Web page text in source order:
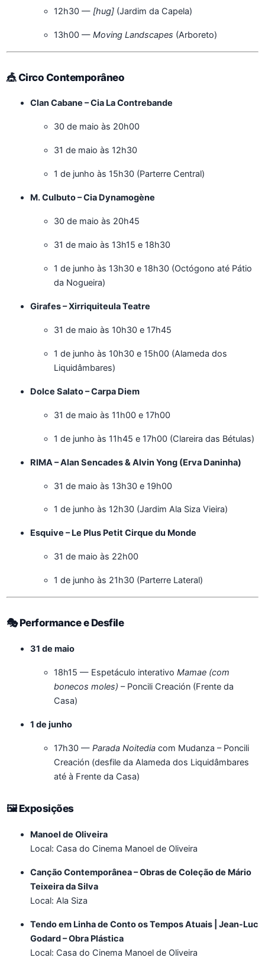
12h30 — [hug] (Jardim da Capela)
13h00 — Moving Landscapes (Arboreto)
🎪 Circo Contemporâneo
Clan Cabane – Cia La Contrebande
30 de maio às 20h00
31 de maio às 12h30
1 de junho às 15h30 (Parterre Central)
M. Culbuto – Cia Dynamogène
30 de maio às 20h45
31 de maio às 13h15 e 18h30
1 de junho às 13h30 e 18h30 (Octógono até Pátio
da Nogueira)
Girafes – Xirriquiteula Teatre
31 de maio às 10h30 e 17h45
1 de junho às 10h30 e 15h00 (Alameda dos
Liquidâmbares)
Dolce Salato – Carpa Diem
31 de maio às 11h00 e 17h00
1 de junho às 11h45 e 17h00 (Clareira das Bétulas)
RIMA – Alan Sencades & Alvin Yong (Erva Daninha)
31 de maio às 13h30 e 19h00
1 de junho às 12h30 (Jardim Ala Siza Vieira)
Esquive – Le Plus Petit Cirque du Monde
31 de maio às 22h00
1 de junho às 21h30 (Parterre Lateral)
🎭 Performance e Desfile
31 de maio
18h15 — Espetáculo interativo Mamae (com
bonecos moles) – Poncili Creación (Frente da
Casa)
1 de junho
17h30 — Parada Noitedia com Mudanza – Poncili
Creación (desfile da Alameda dos Liquidâmbares
até à Frente da Casa)
🖼️ Exposições
Manoel de Oliveira
Local: Casa do Cinema Manoel de Oliveira
Canção Contemporânea – Obras de Coleção de Mário
Teixeira da Silva
Local: Ala Siza
Tendo em Linha de Conto os Tempos Atuais | Jean-Luc
Godard – Obra Plástica
Local: Casa do Cinema Manoel de Oliveira